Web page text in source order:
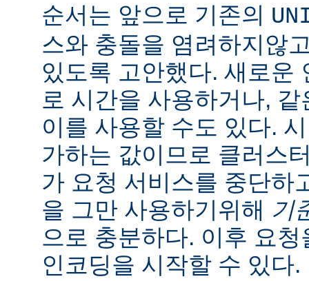
순서는 앞으로 기존의
스와 충돌을 염려하지않
있도록 고안했다. 새로운
로 시간을 사용하거나,
이를 사용할 수도 있다.
가하는 값이므로 클러스
가 요청 서비스를 중단하
을 그만 사용하기위해 기
으로 충분하다. 이후 요
인코딩을 시작할 수 있다.